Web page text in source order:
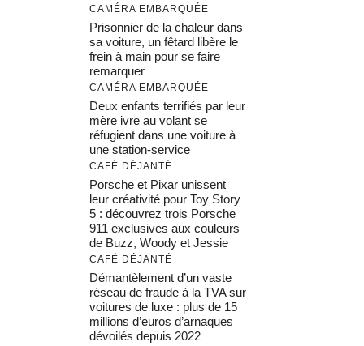
CAMÉRA EMBARQUÉE
Prisonnier de la chaleur dans
sa voiture, un fêtard libère le
frein à main pour se faire
remarquer
CAMÉRA EMBARQUÉE
Deux enfants terrifiés par leur
mère ivre au volant se
réfugient dans une voiture à
une station-service
CAFÉ DÉJANTÉ
Porsche et Pixar unissent
leur créativité pour Toy Story
5 : découvrez trois Porsche
911 exclusives aux couleurs
de Buzz, Woody et Jessie
CAFÉ DÉJANTÉ
Démantèlement d’un vaste
réseau de fraude à la TVA sur
voitures de luxe : plus de 15
millions d’euros d’arnaques
dévoilés depuis 2022